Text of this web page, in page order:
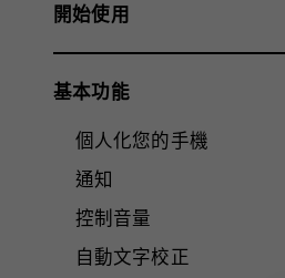
開始使用
基本功能
個人化您的手機
通知
控制音量
自動文字校正